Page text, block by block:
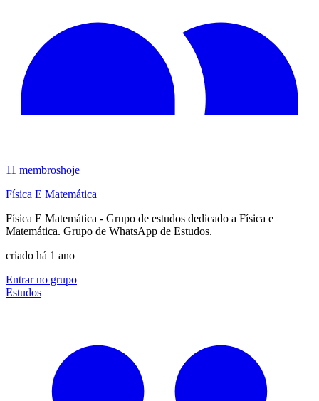
11 membroshoje
Física E Matemática
Física E Matemática - Grupo de estudos dedicado a Física e
Matemática. Grupo de WhatsApp de Estudos.
criado há 1 ano
Entrar no grupo
Estudos